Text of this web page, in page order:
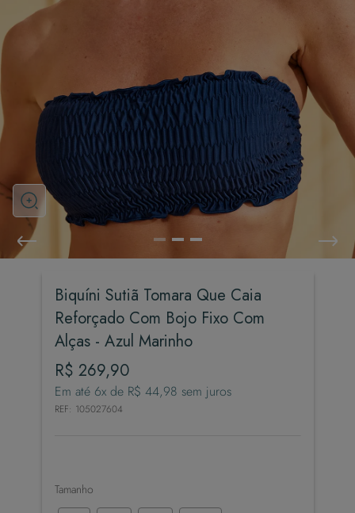
Biquíni Sutiã Tomara Que Caia
Reforçado Com Bojo Fixo Com
Alças - Azul Marinho
R$ 269,90
Em até 6x de R$ 44,98 sem juros
REF: 105027604
Tamanho